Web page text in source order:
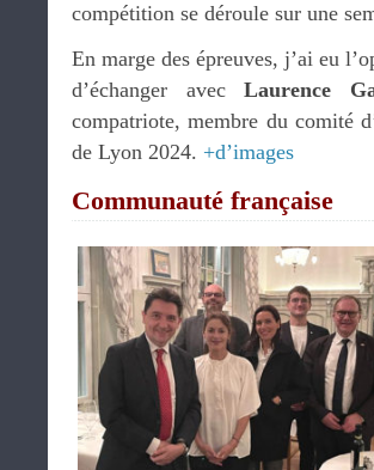
compétition se déroule sur une
En marge des épreuves, j’ai eu
d’échanger avec Laurence
compatriote, membre du comité
de Lyon 2024. +d’images
Communauté française